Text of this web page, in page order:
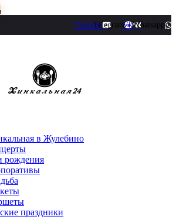
YoutubeTelegramVkWhatsapp
в Жулебино
рождения
праздники